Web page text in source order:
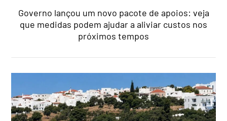
Governo lançou um novo pacote de apoios: veja
que medidas podem ajudar a aliviar custos nos
próximos tempos